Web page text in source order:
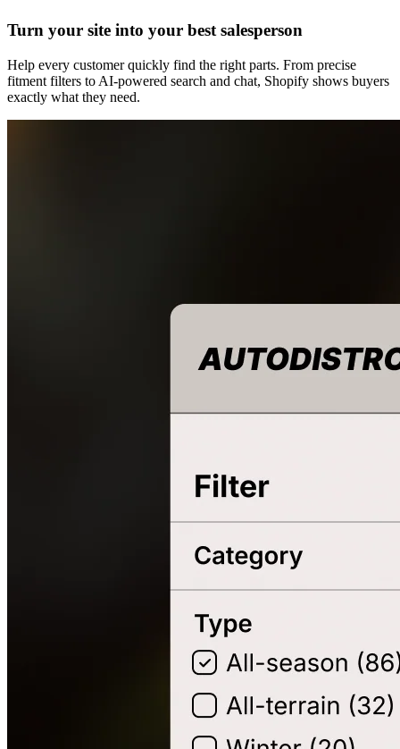
Turn your site into your best salesperson
Help every customer quickly find the right parts. From precise
fitment filters to AI-powered search and chat, Shopify shows buyers
exactly what they need.